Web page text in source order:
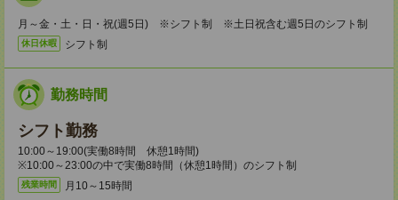
月～金・土・日・祝(週5日) ※シフト制 ※土日祝含む週5日のシフト制
休日休暇 シフト制
勤務時間
シフト勤務
10:00～19:00(実働8時間 休憩1時間)
※10:00～23:00の中で実働8時間（休憩1時間）のシフト制
残業時間 月10～15時間